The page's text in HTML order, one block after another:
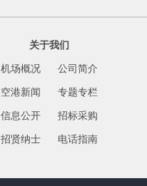
关于我们
机场概况
空港新闻
信息公开
招贤纳士
公司简介
专题专栏
招标采购
电话指南